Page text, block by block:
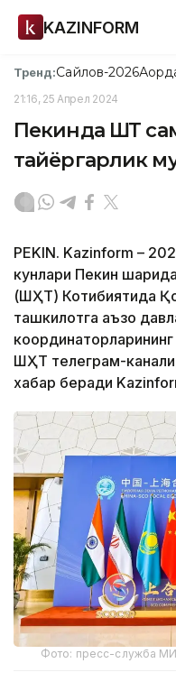
KAZINFORM
Тренд:Сайлов-2026
21:16, 25 Апрел 2024
Пекинда ШҲТ
тайёргарлик
PEKIN. Kazinform –
кунлари Пекин
(ШҲТ) Котибиятида
ташкилотга аъзо
координаторларининг
ШҲТ телеграм-
хабар беради
Фото: пресс-служба